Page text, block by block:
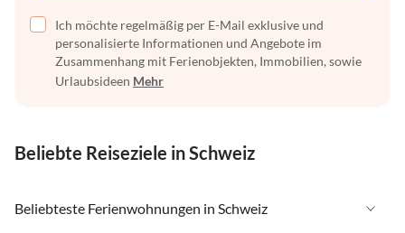
Ich möchte regelmäßig per E-Mail exklusive und
personalisierte Informationen und Angebote im
Zusammenhang mit Ferienobjekten, Immobilien, sowie
Urlaubsideen Mehr
Beliebte Reiseziele in Schweiz
Beliebteste Ferienwohnungen in Schweiz